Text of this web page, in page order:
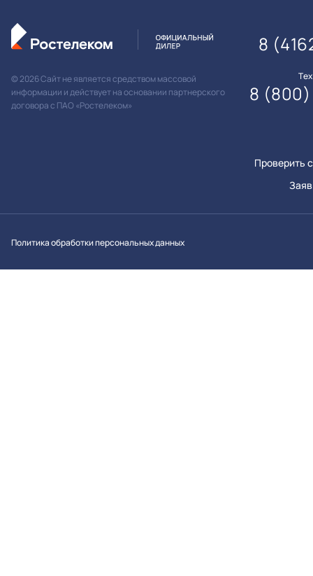
© 2026 Сайт не является средством массовой
информации и действует на основании партнерского
договора с ПАО «Ростелеком»
Проверить
8
8
Политика обработки персональных данных